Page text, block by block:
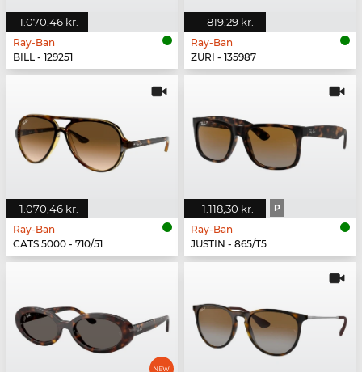
1.070,46 kr.
Ray-Ban
BILL - 129251
819,29 kr.
Ray-Ban
ZURI - 135987
1.070,46 kr.
Ray-Ban
CATS 5000 - 710/51
1.118,30 kr. P
Ray-Ban
JUSTIN - 865/T5